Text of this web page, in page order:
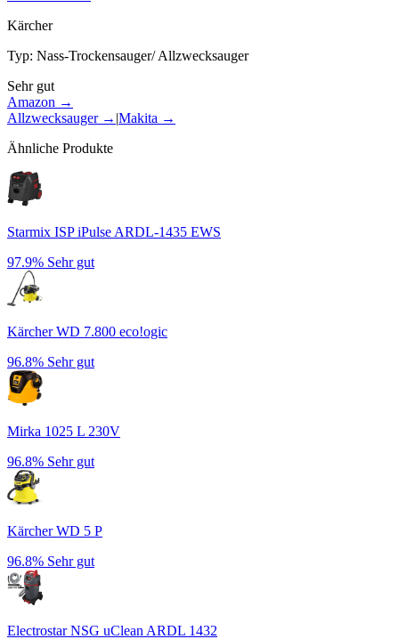
Kärcher
Typ: Nass-Trockensauger/ Allzwecksauger
Sehr gut
Amazon →
Allzwecksauger→ |Makita →
Ähnliche Produkte
Starmix ISP iPulse ARDL-1435 EWS
97.9% Sehr gut
Kärcher WD 7.800 eco!ogic
96.8% Sehr gut
Mirka 1025 L 230V
96.8% Sehr gut
Kärcher WD 5 P
96.8% Sehr gut
Electrostar NSG uClean ARDL 1432